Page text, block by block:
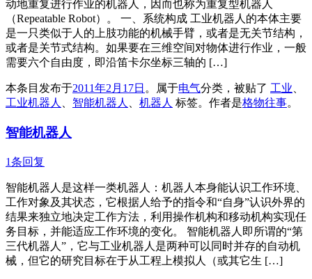
动地重复进行作业的机器人，因而也称为重复型机器人
（Repeatable Robot）。 一、系统构成 工业机器人的本体主要
是一只类似于人的上肢功能的机械手臂，或者是无关节结构，
或者是关节式结构。如果要在三维空间对物体进行作业，一般
需要六个自由度，即沿笛卡尔坐标三轴的 […]
本条目发布于2011年2月17日 。属于电气分类，被贴了 工业
工业机器人
智能机器人 机器人 标签。 作者是格物往事。
智能机器人
1条回复
智能机器人是这样一类机器人：机器人本身能认识工作环境、
工作对象及其状态，它根据人给予的指令和“自身”认识外界的
结果来独立地决定工作方法，利用操作机构和移动机构实现任
务目标，并能适应工作环境的变化。 智能机器人即所谓的“第
三代机器人”，它与工业机器人是两种可以同时并存的自动机
械，但它的研究目标在于从工程上模拟人（或其它生 […]